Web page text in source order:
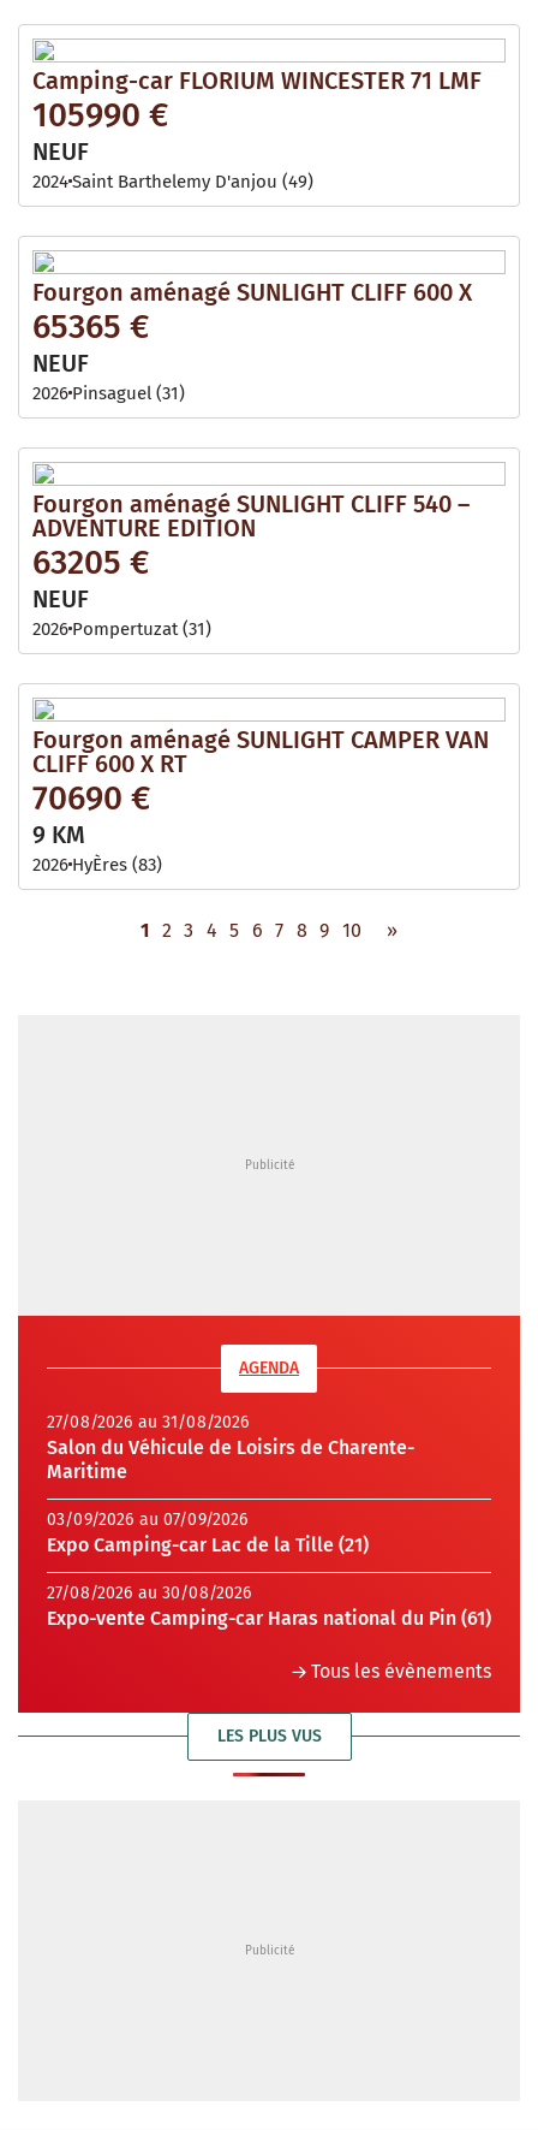
Camping-car FLORIUM WINCESTER 71 LMF
105990 €
NEUF
2024Saint Barthelemy D'anjou (49)
Fourgon aménagé SUNLIGHT CLIFF 600 X
65365 €
NEUF
2026 Pinsaguel (31)
Fourgon aménagé SUNLIGHT CLIFF 540 –
ADVENTURE EDITION
63205 €
NEUF
2026 Pompertuzat (31)
Fourgon aménagé SUNLIGHT CAMPER VAN
CLIFF 600 X RT
70690 €
9 KM
2026 HyÈres (83)
1 2 3 4 5 6 7 8 9 10 »
AGENDA
27/08/2026 au 31/08/2026
Salon du Véhicule de Loisirs de Charente-
Maritime
03/09/2026 au 07/09/2026
Expo Camping-car Lac de la Tille (21)
27/08/2026 au 30/08/2026
Expo-vente Camping-car Haras national du Pin (61)
Tous les évènements
LES PLUS VUS